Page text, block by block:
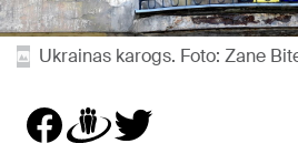
Ukrainas karogs. Foto: Zane